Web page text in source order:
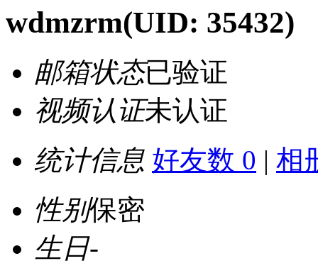
wdmzrm(UID: 35432)
邮箱状态已验证
视频认证未认证
统计信息 好友数 0 | 相
性别保密
生日-